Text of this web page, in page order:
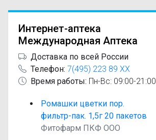
Интернет-аптека
Международная Аптека
Доставка по всей России
Телефон: 7(495) 223 89 XX
Время работы: Пн-Вс: 09:00-21:00
Ромашки цветки пор.
фильтр-пак. 1,5г 20 пакетов
Фитофарм ПКФ ООО